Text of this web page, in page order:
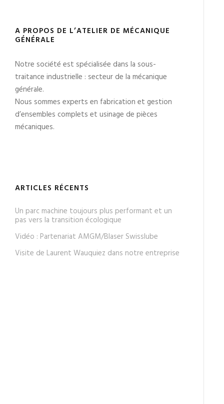
A PROPOS DE L’ATELIER DE MÉCANIQUE
GÉNÉRALE
Notre société est spécialisée dans la sous-
traitance industrielle : secteur de la mécanique
générale.
Nous sommes experts en fabrication et gestion
d’ensembles complets et usinage de pièces
mécaniques.
ARTICLES RÉCENTS
Un parc machine toujours plus performant et un
pas vers la transition écologique
Vidéo : Partenariat AMGM/Blaser Swisslube
Visite de Laurent Wauquiez dans notre entreprise